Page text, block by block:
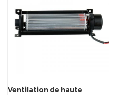
Ventilation de haute